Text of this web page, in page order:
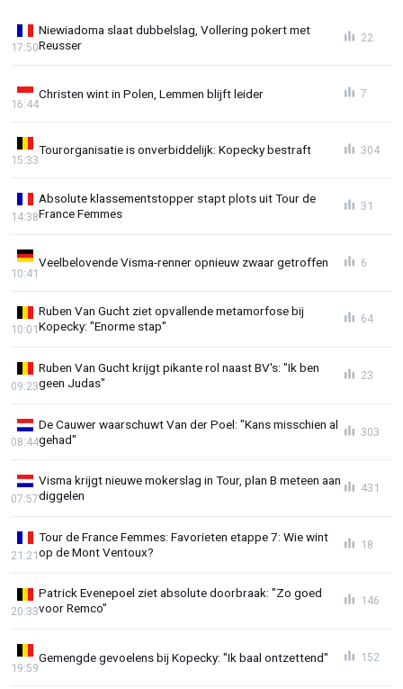
Niewiadoma slaat dubbelslag, Vollering pokert met
Reusser
17:50
22
Christen wint in Polen, Lemmen blijft leider
16:44
7
Tourorganisatie is onverbiddelijk: Kopecky bestraft
15:33
304
Absolute klassementstopper stapt plots uit Tour de
France Femmes
14:38
31
Veelbelovende Visma-renner opnieuw zwaar getroffen
10:41
6
Ruben Van Gucht ziet opvallende metamorfose bij
Kopecky: "Enorme stap"
10:01
64
Ruben Van Gucht krijgt pikante rol naast BV's: "Ik ben
geen Judas"
09:23
23
De Cauwer waarschuwt Van der Poel: "Kans misschien al
gehad"
08:44
303
Visma krijgt nieuwe mokerslag in Tour, plan B meteen aan
diggelen
07:57
431
Tour de France Femmes: Favorieten etappe 7: Wie wint
op de Mont Ventoux?
21:21
18
Patrick Evenepoel ziet absolute doorbraak: "Zo goed
voor Remco"
20:33
146
Gemengde gevoelens bij Kopecky: "Ik baal ontzettend"
19:59
152